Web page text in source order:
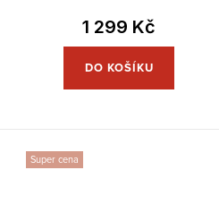
1 299 Kč
DO KOŠÍKU
Super cena